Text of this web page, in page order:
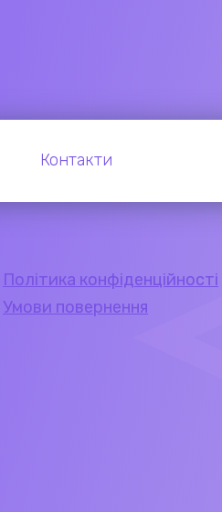
Контакти
Політика конфіденційності
Умови повернення